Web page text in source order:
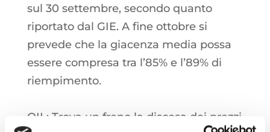
sul 30 settembre, secondo quanto
riportato dal GIE. A fine ottobre si
prevede che la giacenza media possa
essere compresa tra l’85% e l’89% di
riempimento.
OIL: Trova un freno la discesa dei prezzi